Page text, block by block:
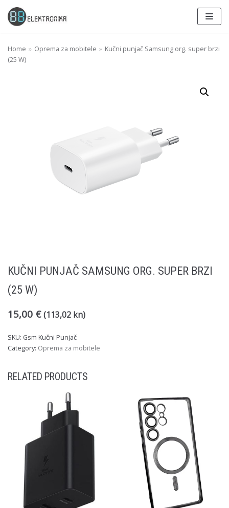
Skip
to
Home » Oprema za mobitele » Kučni punjač Samsung org. super brzi
(25 W)
KUČNI PUNJAČ SAMSUNG ORG. SUPER BRZI
(25 W)
15,00 € (113,02 kn)
SKU: Gsm Kučni Punjač
Category: Oprema za mobitele
RELATED PRODUCTS